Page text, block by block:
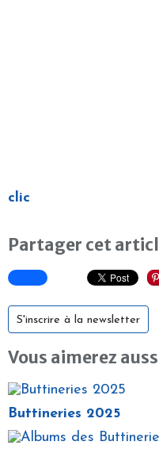
clic
Partager cet
S'inscrire à la newsletter
Vous aimerez
Buttineries 2025